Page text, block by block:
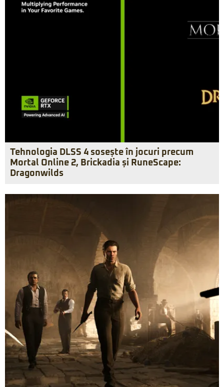
Tehnologia DLSS 4 sosește în jocuri precum
Mortal Online 2, Brickadia și RuneScape:
Dragonwilds